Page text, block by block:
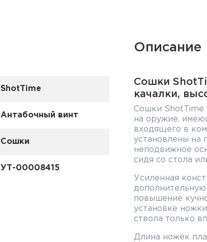
ShotTime
Антабочный винт
Сошки
УТ-00008415
Описание
Cошки
качалки,
Cошки ShotTime
на оружие,
входящего в
установлены на
неподвижное
сидя со стола
Усиленная
повышение
установке
ствола только
Длина ножек